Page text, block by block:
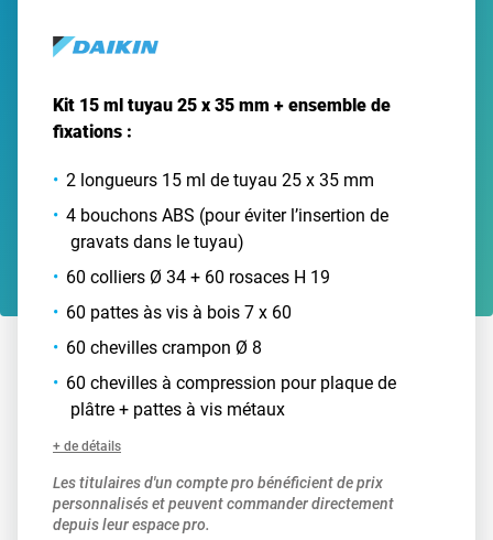
Kit 15 ml tuyau 25 x 35 mm + ensemble de
fixations :
2 longueurs 15 ml de tuyau 25 x 35 mm
4 bouchons ABS (pour éviter l’insertion de
gravats dans le tuyau)
60 colliers Ø 34 + 60 rosaces H 19
60 pattes às vis à bois 7 x 60
60 chevilles crampon Ø 8
60 chevilles à compression pour plaque de
plâtre + pattes à vis métaux
+ de détails
Les titulaires d'un compte pro bénéficient de prix
personnalisés et peuvent commander directement
depuis leur espace pro.